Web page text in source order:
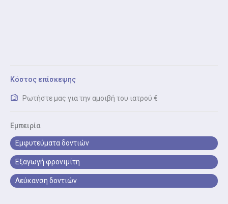
Κόστος επίσκεψης
Ρωτήστε μας για την αμοιβή του ιατρού €
Εμπειρία
Εμφυτεύματα δοντιών
Εξαγωγή φρονιμίτη
Λεύκανση δοντιών
εμφάνισης.
θεραπείες.
Σφράγισμα Δοντιών
Το σφράγισμα τον δοντιών είναι η αποκατάσταση